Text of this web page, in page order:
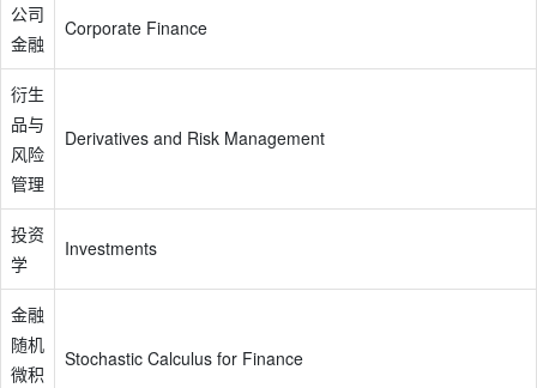
公司
金融
Corporate Finance
衍生
品与
风险
管理
Derivatives and Risk Management
投资
学
Investments
金融
随机
微积
Stochastic Calculus for Finance